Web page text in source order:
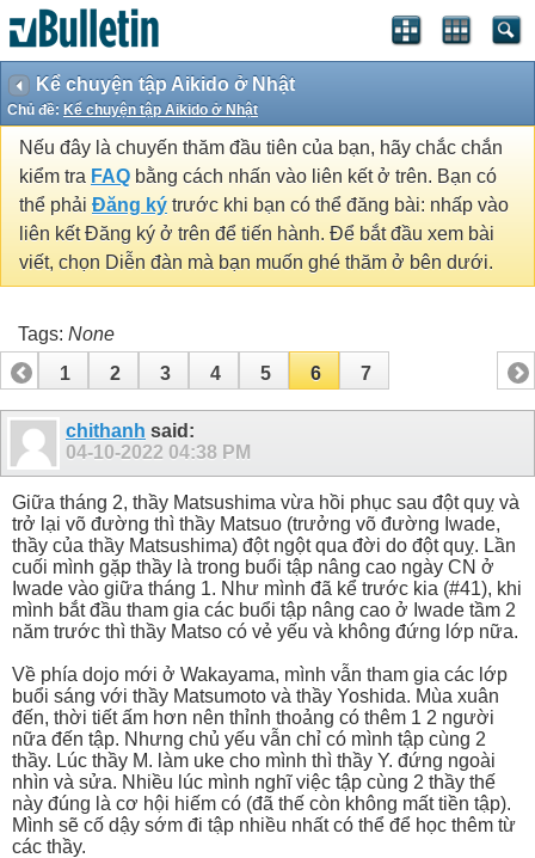
Kể chuyện tập Aikido ở Nhật
Chủ đề: Kể chuyện tập Aikido ở Nhật
Nếu đây là chuyến thăm đầu tiên của bạn, hãy chắc chắn
kiểm tra FAQ bằng cách nhấn vào liên kết ở trên. Bạn có
thể phải Đăng ký trước khi bạn có thể đăng bài: nhấp vào
liên kết Đăng ký ở trên để tiến hành. Để bắt đầu xem bài
viết, chọn Diễn đàn mà bạn muốn ghé thăm ở bên dưới.
Tags: None
1
2 3 4 5 6 7
chithanh said:
04-10-2022 04:38 PM
Giữa tháng 2, thầy Matsushima vừa hồi phục sau đột quỵ và
trở lại võ đường thì thầy Matsuo (trưởng võ đường Iwade,
thầy của thầy Matsushima) đột ngột qua đời do đột quỵ. Lần
cuối mình gặp thầy là trong buổi tập nâng cao ngày CN ở
Iwade vào giữa tháng 1. Như mình đã kể trước kia (#41), khi
mình bắt đầu tham gia các buổi tập nâng cao ở Iwade tầm 2
năm trước thì thầy Matso có vẻ yếu và không đứng lớp nữa.
Về phía dojo mới ở Wakayama, mình vẫn tham gia các lớp
buổi sáng với thầy Matsumoto và thầy Yoshida. Mùa xuân
đến, thời tiết ấm hơn nên thỉnh thoảng có thêm 1 2 người
nữa đến tập. Nhưng chủ yếu vẫn chỉ có mình tập cùng 2
thầy. Lúc thầy M. làm uke cho mình thì thầy Y. đứng ngoài
nhìn và sửa. Nhiều lúc mình nghĩ việc tập cùng 2 thầy thế
này đúng là cơ hội hiếm có (đã thế còn không mất tiền tập).
Mình sẽ cố dậy sớm đi tập nhiều nhất có thể để học thêm từ
các thầy.